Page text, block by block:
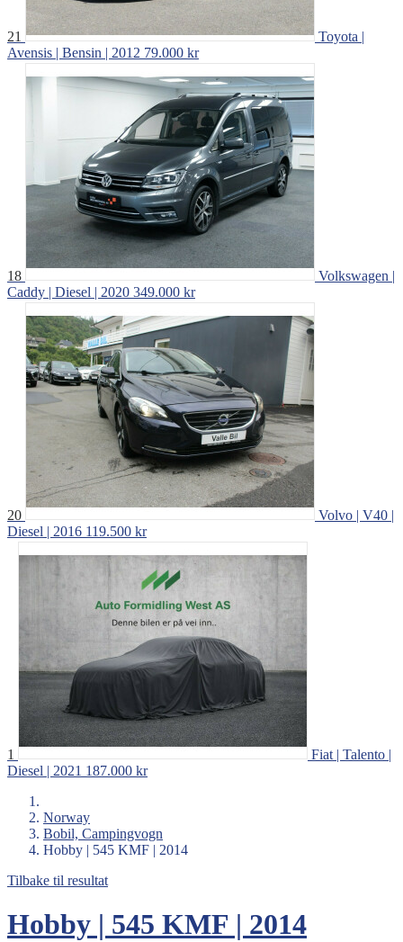
21
Toyota |
Avensis | Bensin | 2012 79.000 kr
18
Volkswagen |
Caddy | Diesel | 2020 349.000 kr
20
Volvo | V40 |
Diesel | 2016 119.500 kr
1
Fiat | Talento |
Diesel | 2021 187.000 kr
Norway
Bobil, Campingvogn
Hobby | 545 KMF | 2014
Tilbake til resultat
Hobby | 545 KMF | 2014